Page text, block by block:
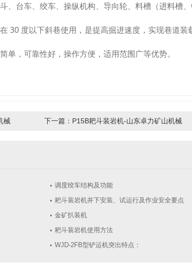
、台车、绞车、操纵机构、导向轮、料槽（进料槽
30 度以下斜巷使用，是提高掘进速度，实现巷道装
单，可靠性好，操作方便，适用范围广等优势。
械 下一篇： P15B耙斗装岩机-山东卓力矿山机械
调度绞车结构及功能
耙斗装岩机井下安装、试运行及作业安全要点
金矿扒装机
耙斗装岩机使用方法
WJD-2FB型铲运机突出特点：